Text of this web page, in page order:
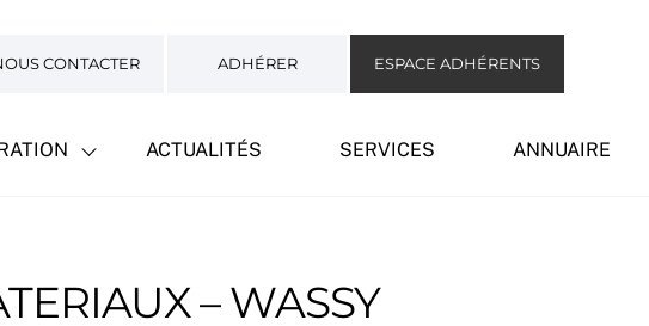
CONTACTER ADHÉRER ESPACE ADHÉRENTS
ACTUALITÉS SERVICES ANNUAIRE
– WASSY